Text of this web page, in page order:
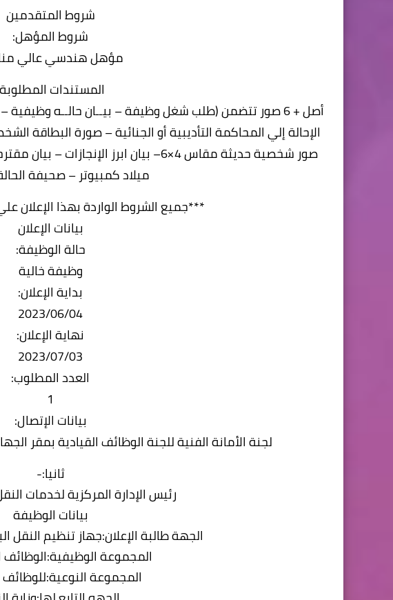
شروط المتقدمين
شروط المؤهل:
مؤهل هندسي عالي
المستندات
أصل + 6 صور تتضمن (طلب شغل وظيفة – بيــان حالــه
صور شخصية حديثة مقاس 4×6– بيان ابرز
ميلاد كمبيوتر – صحيفة
***جميع الشروط الواردة بهذا الإعلان
بيانات الإعلان
حالة الوظيفة:
وظيفة خالية
بداية الإعلان:
2023/06/04
نهاية الإعلان:
2023/07/03
العدد المطلوب:
1
بيانات الإتصال:
لجنة الأمانة الفنية للجنة الوظائف القيادية بمقر
ثانيا:-
رئيس الإدارة المركزية لخدمات
بيانات الوظيفة
الجهة طالبة الإعلان:جهاز تنظيم النقل
المجموعة
المجموعة النوعية:للوظائف